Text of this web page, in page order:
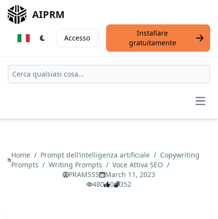
AIPRM
Accesso
Installare
gratuitamente
Home / Prompt dell’intelligenza artificiale / Copywriting
Prompts / Writing Prompts / Voce Attiva SEO /
PRAMSSS
March 11, 2023
480
0 352